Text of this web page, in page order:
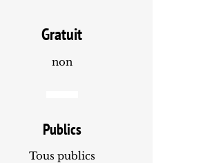
Gratuit
non
Publics
Tous publics